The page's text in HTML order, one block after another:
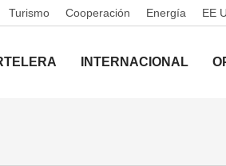
Turismo Cooperación Energía EE
INTERNACIONAL